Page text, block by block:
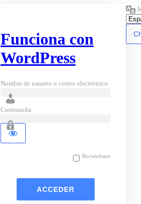
Funciona con
WordPress
Nombre de usuario o correo electrónico
Contraseña
Recuérdame